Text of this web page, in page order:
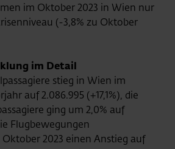
im Oktober 2023 in Wien nur
(-3,8% zu Oktober
im Detail
stieg in Wien im
auf 2.086.995 (+17,1%), die
ging um 2,0% auf
Flugbewegungen
2023 einen Anstieg auf